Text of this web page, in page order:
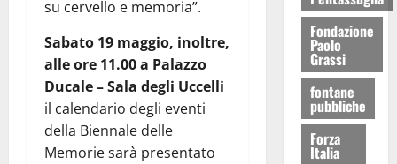
su cervello e memoria”.
Sabato 19 maggio, inoltre,
alle ore 11.00 a Palazzo
Ducale – Sala degli Uccelli
il calendario degli eventi
della Biennale delle
Memorie sarà presentato
Fondazione
Paolo
Grassi
fontane
pubbliche
Forza
Italia